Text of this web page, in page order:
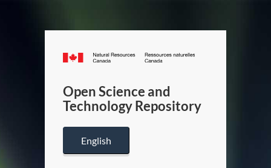
Canada.ca
/
Canada
Open Science and
Technology Repository
English